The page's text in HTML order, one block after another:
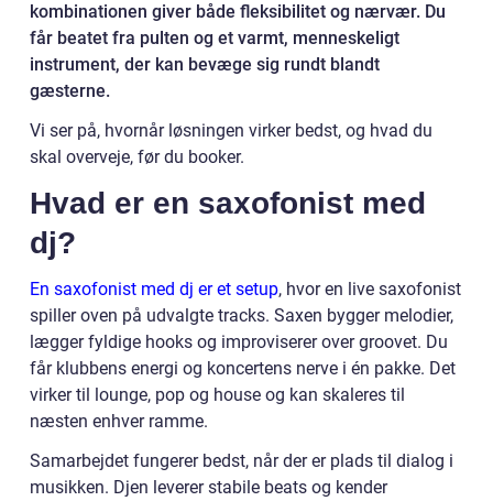
kombinationen giver både fleksibilitet og nærvær. Du
får beatet fra pulten og et varmt, menneskeligt
instrument, der kan bevæge sig rundt blandt
gæsterne.
Vi ser på, hvornår løsningen virker bedst, og hvad du
skal overveje, før du booker.
Hvad er en saxofonist med
dj?
En saxofonist med dj er et setup, hvor en live saxofonist
spiller oven på udvalgte tracks. Saxen bygger melodier,
lægger fyldige hooks og improviserer over groovet. Du
får klubbens energi og koncertens nerve i én pakke. Det
virker til lounge, pop og house og kan skaleres til
næsten enhver ramme.
Samarbejdet fungerer bedst, når der er plads til dialog i
musikken. Djen leverer stabile beats og kender